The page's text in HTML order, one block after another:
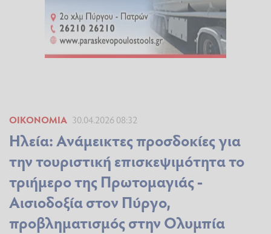
ΟΙΚΟΝΟΜΊΑ 30.04.2026 08:32
Ηλεία: Ανάμεικτες προσδοκίες για
την τουριστική επισκεψιμότητα το
τριήμερο της Πρωτομαγιάς -
Αισιοδοξία στον Πύργο,
προβληματισμός στην Ολυμπία